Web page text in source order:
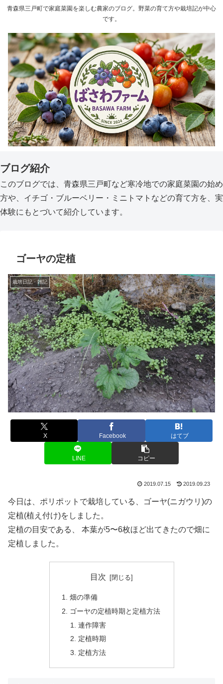
青森県三戸町で家庭菜園を楽しむ農家のブログ。野菜の育て方や栽培記が中心
です。
ブログ紹介
このブログでは、青森県三戸町など寒冷地での家庭菜園の始め
方や、イチゴ・ブルーベリー・ミニトマトなどの育て方を、実
体験にもとづいて紹介しています。
ゴーヤの定植
栽培日記・雑記
X Facebook はてブ
LINE コピー
2019.07.15 2019.09.23
今日は、ポリポットで栽培している、ゴーヤ(ニガウリ)の
定植(植え付け)をしました。
定植の目安である、 本葉が5〜6枚ほど出てきたので畑に
定植しました。
目次
畑の準備
ゴーヤの定植時期と定植方法
連作障害
定植時期
定植方法